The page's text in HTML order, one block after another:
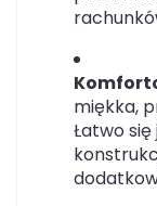
miękka,
Łatwo